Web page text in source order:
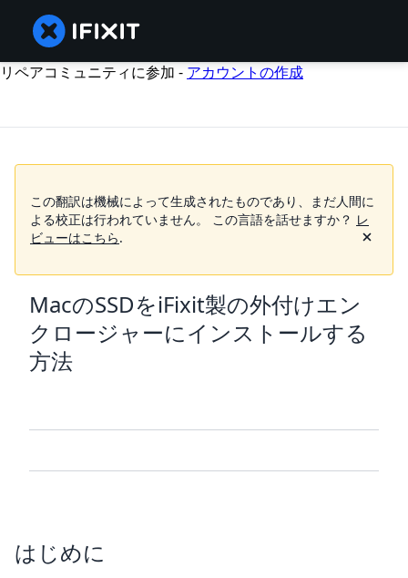
リペアコミュニティに参加 - アカウントの作成
この翻訳は機械によって生成されたものであり、まだ人間に
よる校正は行われていません。
この言語を話せますか？ レ
ビューはこちら.
MacのSSDをiFixit製の外付けエン
クロージャーにインストールする
方法
はじめに